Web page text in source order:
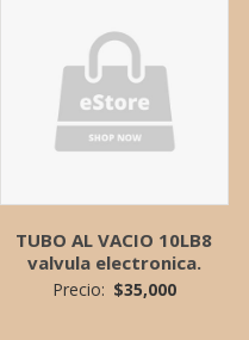
TUBO AL VACIO 10LB8
valvula electronica.
Precio: $35,000